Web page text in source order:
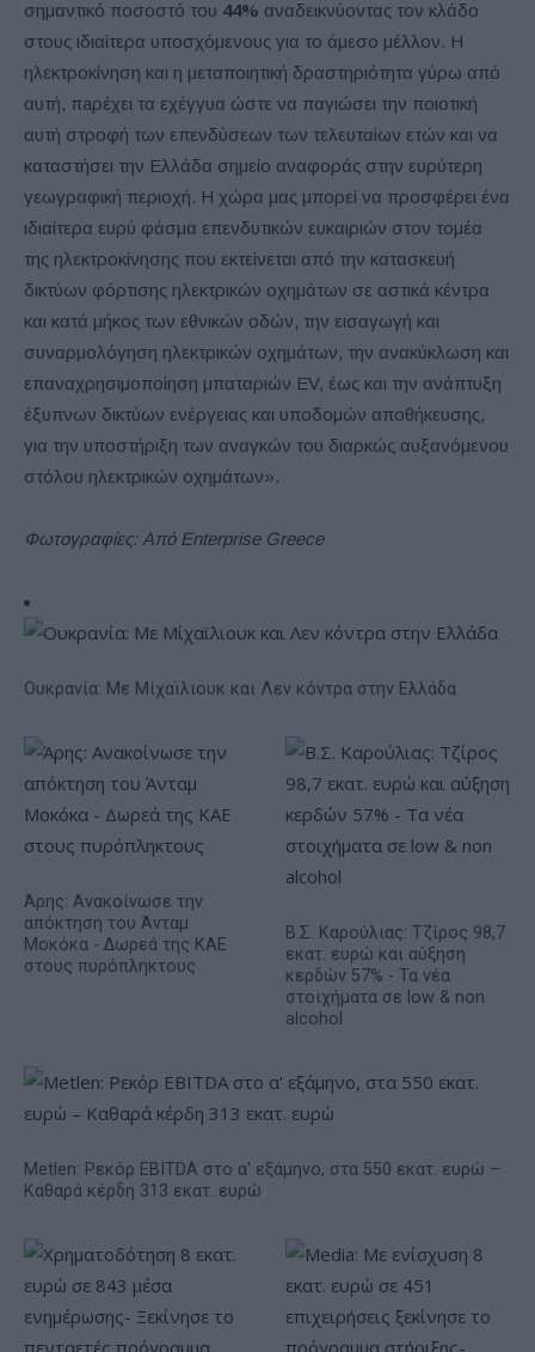
σημαντικό ποσοστό του 44% αναδεικνύοντας τον κλάδο
στους ιδιαίτερα υποσχόμενους για το άμεσο μέλλον. Η
ηλεκτροκίνηση και η μεταποιητική δραστηριότητα γύρω από
αυτή, πaρέχει τα εχέγγυα ώστε να παγιώσει την ποιοτική
αυτή στροφή των επενδύσεων των τελευταίων ετών και να
καταστήσει την Ελλάδα σημείο αναφοράς στην ευρύτερη
γεωγραφική περιοχή. Η χώρα μας μπορεί να προσφέρει ένα
ιδιαίτερα ευρύ φάσμα επενδυτικών ευκαιριών στον τομέα
της ηλεκτροκίνησης που εκτείνεται από την κατασκευή
δικτύων φόρτισης ηλεκτρικών οχημάτων σε αστικά κέντρα
και κατά μήκος των εθνικών οδών, την εισαγωγή και
συναρμολόγηση ηλεκτρικών οχημάτων, την ανακύκλωση και
επαναχρησιμοποίηση μπαταριών EV, έως και την ανάπτυξη
έξυπνων δικτύων ενέργειας και υποδομών αποθήκευσης,
για την υποστήριξη των αναγκών του διαρκώς αυξανόμενου
στόλου ηλεκτρικών οχημάτων».
Φωτογραφίες: Από Enterprise Greece
Ουκρανία: Με Μίχαϊλιουκ και Λεν κόντρα στην Ελλάδα
Άρης: Ανακοίνωσε την
απόκτηση του Άνταμ
Μοκόκα - Δωρεά της ΚΑΕ
στους πυρόπληκτους
Β.Σ. Καρούλιας: Τζίρος 98,7
εκατ. ευρώ και αύξηση
κερδών 57% - Τα νέα
στοιχήματα σε low & non
alcohol
Metlen: Ρεκόρ EBITDA στο α' εξάμηνο, στα 550 εκατ. ευρώ –
Καθαρά κέρδη 313 εκατ. ευρώ